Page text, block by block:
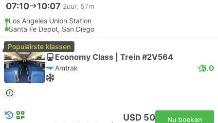
07:10 10:07 2uur, 57m
Los Angeles Union Station
Santa Fe Depot, San Diego
Populairste klassen
Economy Class | Trein #2V564
Amtrak 5.0
USD 50 Nu boeken